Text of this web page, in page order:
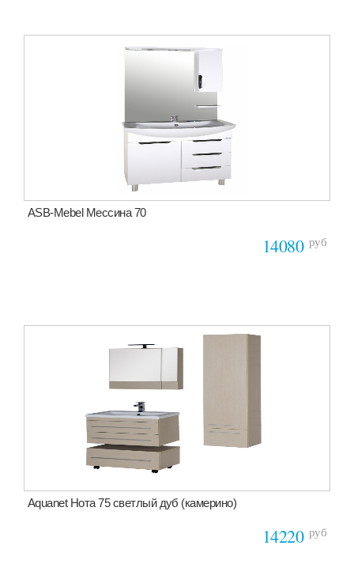
ASB-Mebel Мессина 70
14080 руб
Aquanet Нота 75 светлый дуб (камерино)
14220 руб